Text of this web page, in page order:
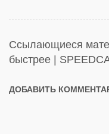
Ссылающиеся
быстрее |
ДОБАВИТЬ